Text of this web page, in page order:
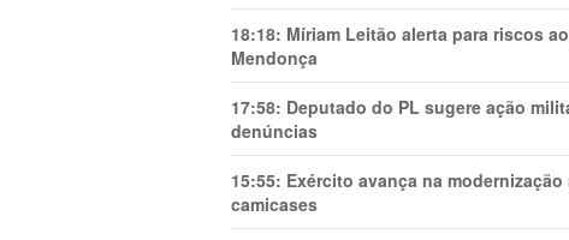
18:18: Míriam Leitão alerta para riscos
Mendonça
17:58: Deputado do PL sugere ação
denúncias
15:55: Exército avança na
camicases